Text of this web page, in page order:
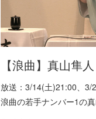
【浪曲】真山隼
放送：3/14(土)21:00、
浪曲の若手ナンバー1の